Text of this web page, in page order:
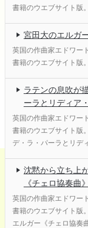
書籍のウエブサイト版
宮田大のエルガ
英国の作曲家エドワー
書籍のウエブサイト版
ラテンの息吹が
ーラとリディア
英国の作曲家エドワー
書籍のウエブサイト版
デ・ラ・パーラとリデ
沈黙から立ち上
《チェロ協奏曲》
英国の作曲家エドワー
書籍のウエブサイト版
エルガー《チェロ協奏